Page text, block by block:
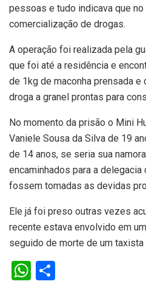
pessoas e tudo indicava que
comercialização de drogas.
A operação foi realizada pela
que foi até a residência e
de 1kg de maconha prensada
droga a granel prontas para
No momento da prisão o Mini
Vaniele Sousa da Silva de 19
de 14 anos, se seria sua
encaminhados para a delegacia
fossem tomadas as devidas
Ele já foi preso outras vezes
recente estava envolvido em
seguido de morte de um
W